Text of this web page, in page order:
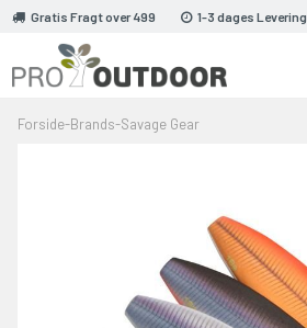
Gratis Fragt over 499 1-3 dages Levering
Forside-Brands-Savage Gear